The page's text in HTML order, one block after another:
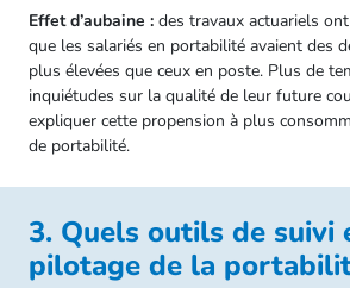
Effet d’aubaine : des travaux actuariels
que les salariés en portabilité avaient des
plus élevées que ceux en poste. Plus de
inquiétudes sur la qualité de leur future
expliquer cette propension à plus
de portabilité.
3. Quels outils de suivi
pilotage de la